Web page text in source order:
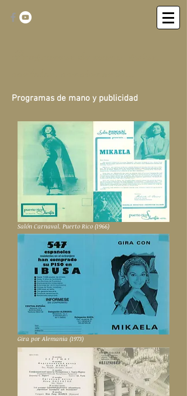
Programas de mano y publicidad
Salón Carnaval. Puerto Rico (1966)
Gira por Alemania (1973)